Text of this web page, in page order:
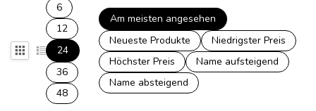
6
12
24
36
48
Am meisten angesehen
Neueste Produkte
Niedrigster Preis
Höchster Preis
Name aufsteigend
Name absteigend